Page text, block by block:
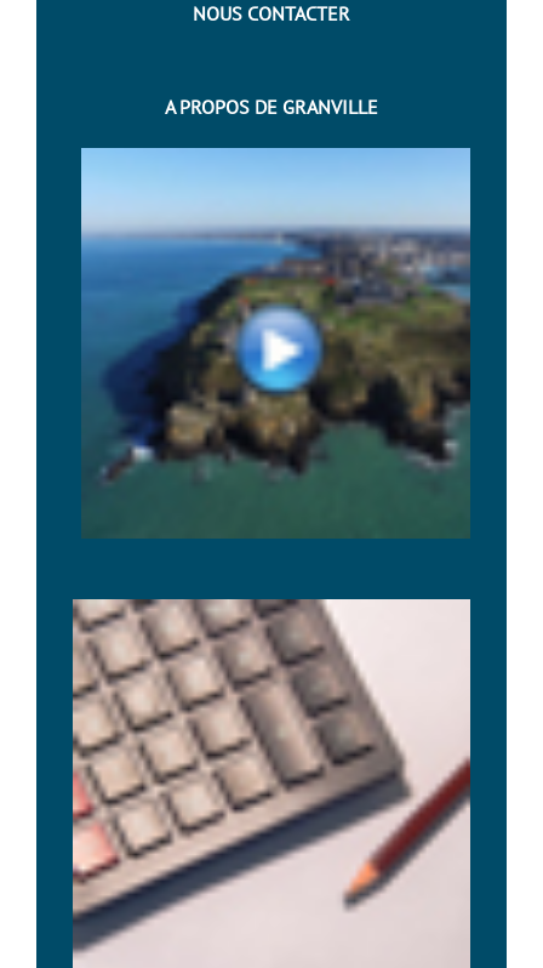
NOUS CONTACTER
A PROPOS DE GRANVILLE